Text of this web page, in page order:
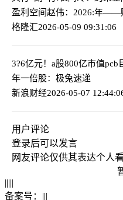
盈利空间赵伟：2026:年——
格隆汇2026-05-09 09:31:06
3?6亿元！a股800亿市值pcb
年一倍股：极兔速递
新浪财经2026-05-07
用户评论
登录后可以发言
网友评论仅供其表达个人
|||||
备案号： |||